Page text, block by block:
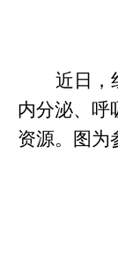
近日，
内分泌、呼
资源。图为